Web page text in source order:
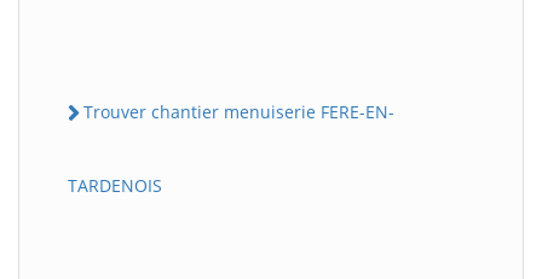
Trouver chantier menuiserie FERE-EN-
TARDENOIS